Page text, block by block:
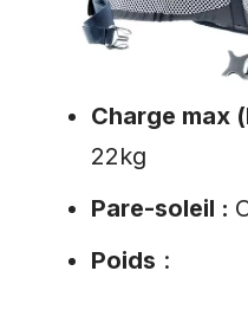
Charge max
22kg
Pare-soleil :
Poids :